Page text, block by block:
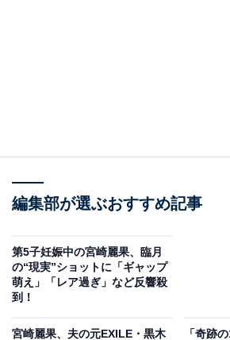
編集部が選ぶおすすめ記事
第5子妊娠中の宮崎麗果、臨月
の“現実”ショットに「ギャップ
萌え」「レア過ぎ」など反響殺
到！
宮崎麗果、夫の元EXILE・黒木
「奇跡